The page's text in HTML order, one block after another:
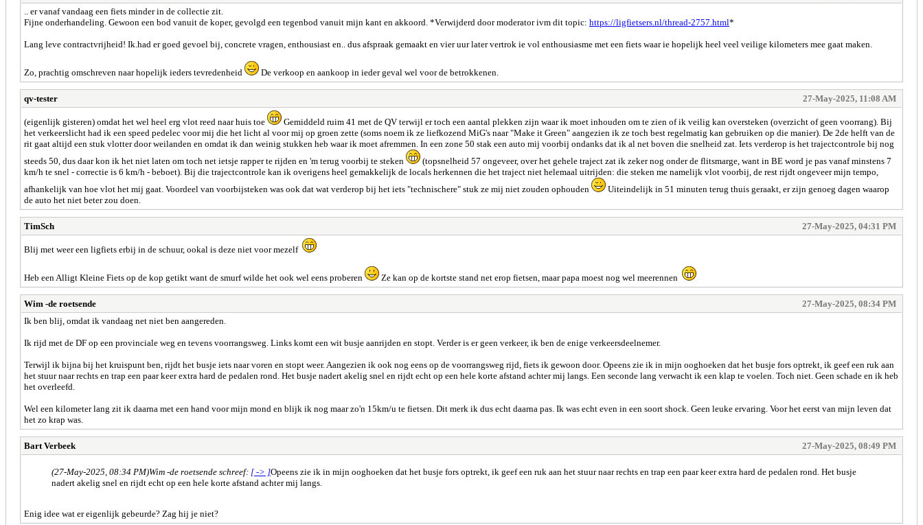
.. er vanaf vandaag een fiets minder in de collectie zit.
Fijne onderhandeling. Gewoon een bod vanuit de koper, gevolgd een tegenbod vanuit mijn kant en akkoord. *Verwijderd door moderator ivm dit topic: https://ligfietsers.nl/thread-2757.html*
Lang leve contractvrijheid! Ik.had er goed gevoel bij, concrete vragen, enthousiast en.. dus afspraak gemaakt en vier uur later vertrok ie vol enthousiasme met een fiets waar ie hopelijk heel veel veilige kilometers mee gaat maken.
Zo, prachtig omschreven naar hopelijk ieders tevredenheid De verkoop en aankoop in ieder geval wel voor de betrokkenen.
qv-tester 27-May-2025, 11:08 AM
(eigenlijk gisteren) omdat het wel heel erg vlot reed naar huis toe
Gemiddeld ruim 41 met de QV terwijl er toch een aantal plekken zijn waar ik moet inhouden om te zien of ik veilig kan oversteken (overzicht of geen voorrang). Bij
het verkeerslicht had ik een speed pedelec voor mij die het licht al voor mij op groen zette (soms noem ik ze liefkozend MiG's naar "Make it Green" aangezien ik ze toch best regelmatig kan gebruiken op die manier). De 2de helft van de
rit gaat altijd een stuk vlotter door weilanden en omdat ik dan weinig stukken heb waar ik moet afremmen. In een zone 50 stak een auto mij voorbij ondanks dat ik al net boven die snelheid zat. Iets verderop is het trajectcontrole bij nog
steeds 50, dus daar kon ik het niet laten om toch net ietsje rapper te rijden en 'm terug voorbij te steken
(topsnelheid 57 ongeveer, over het gehele traject zat ik zeker nog onder de flitsmarge, want in BE word je pas vanaf minstens 7
km/h te snel - correctie is 6 km/h - beboet). Bij die trajectcontrole kan ik overigens heel gemakkelijk de locals herkennen die het traject niet helemaal uitrijden: die steken me namelijk vlot voorbij, de rest rijdt ongeveer mijn tempo,
afhankelijk van hoe vlot het mij gaat. Voordeel van voorbijsteken was ook dat wat verderop bij het iets "technischere" stuk ze mij niet zouden ophouden
Uiteindelijk in 51 minuten terug thuis geraakt, er zijn genoeg dagen waarop
de auto het niet beter zou doen.
TimSch 27-May-2025, 04:31 PM
Blij met weer een ligfiets erbij in de schuur, ookal is deze niet voor mezelf
Heb een Alligt Kleine Fiets op de kop getikt want de smurf wilde het ook wel eens proberen Ze kan op de kortste stand net erop fietsen, maar papa moest nog wel meerennen
Wim -de roetsende
27-May-2025, 08:34 PM
Ik ben blij, omdat ik vandaag net niet ben aangereden.
Ik rijd met de DF op een provinciale weg en tevens voorrangsweg. Links komt een wit busje aanrijden en stopt. Verder is er geen verkeer, ik ben de enige verkeersdeelnemer.
Terwijl ik bijna bij het kruispunt ben, rijdt het busje iets naar voren en stopt weer. Aangezien ik ook nog eens op de voorrangsweg rijd, fiets ik gewoon door. Opeens zie ik in mijn ooghoeken dat het busje fors optrekt, ik geef een ruk aan
het stuur naar rechts en trap een paar keer extra hard de pedalen rond. Het busje nadert akelig snel en rijdt echt op een hele korte afstand achter mij langs. Een seconde lang verwacht ik een klap te voelen. Toch niet. Geen schade en ik heb
het overleefd.
Wel een kilometer lang zit ik daarna met een hand voor mijn mond en blijk ik nog maar zo'n 15km/u te fietsen. Dit merk ik dus echt daarna pas. Ik was echt even in een soort shock. Geen leuke ervaring. Voor het eerst van mijn leven dat
het zo krap was.
Bart Verbeek 27-May-2025, 08:49 PM
(27-May-2025, 08:34 PM)Wim -de roetsende schreef: [ -> ]Opeens zie ik in mijn ooghoeken dat het busje fors optrekt, ik geef een ruk aan het stuur naar rechts en trap een paar keer extra hard de pedalen rond. Het busje
nadert akelig snel en rijdt echt op een hele korte afstand achter mij langs.
Enig idee wat er eigenlijk gebeurde? Zag hij je niet?